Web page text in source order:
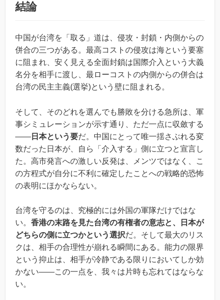
結論
中国が台湾を「取る」道は、侵攻・封鎖・内側からの
併合の三つがある。最高コストの侵攻は海という要塞
に阻まれ、安く見える全面封鎖は国際介入という大義
名分を相手に渡し、最ローコストの内側からの併合は
台湾の民主主義(選挙)という壁に阻まれる。
そして、そのどれを選んでも勝敗を分ける急所は、軍
事シミュレーションが示す通り、ただ一点に収斂する
―― 日本という要だ。中国にとって唯一揺さぶれる変
数だった日本が、自ら「介入する」側に立つと宣言し
た。高市発言への激しい反発は、メンツではなく、こ
の方程式が自分に不利に確定したことへの戦略的恐怖
の表明にほかならない。
台湾を守るのは、究極的には外国の軍隊だけではな
い。 香港の末路を見た台湾の有権者の意志と、日本が
どちらの側に立つかという選択だ。そして最大のリス
クは、相手の合理性が崩れる瞬間にある。能力の限界
という抑止は、相手が冷静である限りにおいてしか効
かない――この一点を、我々は片時も忘れてはならな
い。